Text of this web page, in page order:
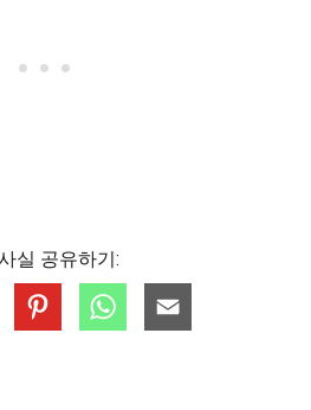
실 공유하기: